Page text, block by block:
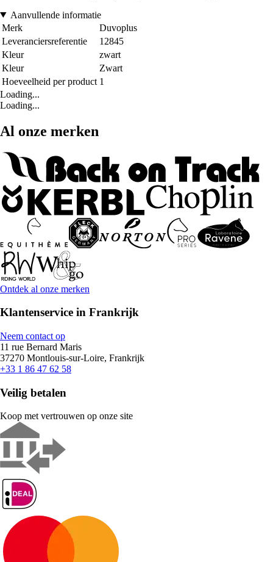
Aanvullende informatie
Merk
Duvoplus
Leveranciersreferentie
12845
Kleur
zwart
Kleur
Zwart
Hoeveelheid per product 1
Loading...
Loading...
Al onze merken
Ontdek al onze merken
Klantenservice in Frankrijk
Neem contact op
11 rue Bernard Maris
37270 Montlouis-sur-Loire, Frankrijk
+33 1 86 47 62 58
Veilig betalen
Koop met vertrouwen op onze site